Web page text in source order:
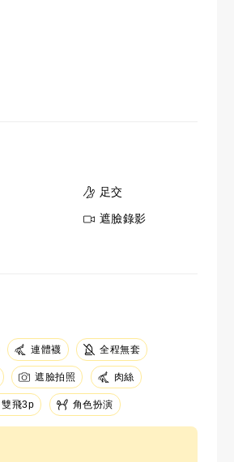
足交
遮臉錄影
連體襪 全程無套
遮臉拍照 肉絲
雙飛3p 角色扮演